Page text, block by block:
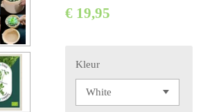
€ 19,95
Kleur